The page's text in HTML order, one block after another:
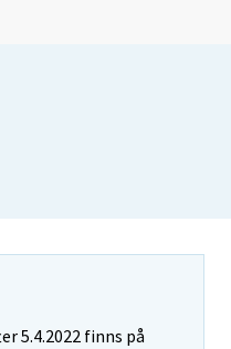
5.4.2022 finns på